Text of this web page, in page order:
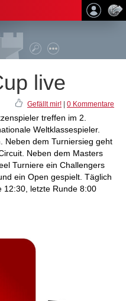
live
Gefällt mir! 0 Kommentare
treffen im 2.
Weltklassespieler.
Neben dem Turniersieg geht
Neben dem Masters
Turniere ein Challengers
ein Open gespielt. Täglich
12:30, letzte Runde 8:00